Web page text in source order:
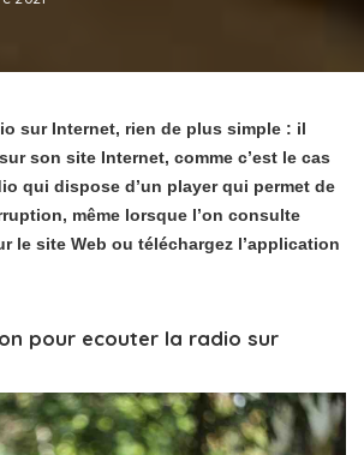
sur Internet, rien de plus simple : il
son site Internet, comme c’est le cas
qui dispose d’un player qui permet de
même lorsque l’on consulte
le site Web ou téléchargez l’application
pour ecouter la radio sur